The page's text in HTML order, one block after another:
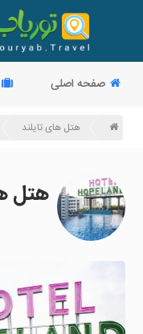
صفحه اصلی
هتل های تایلند
هتل